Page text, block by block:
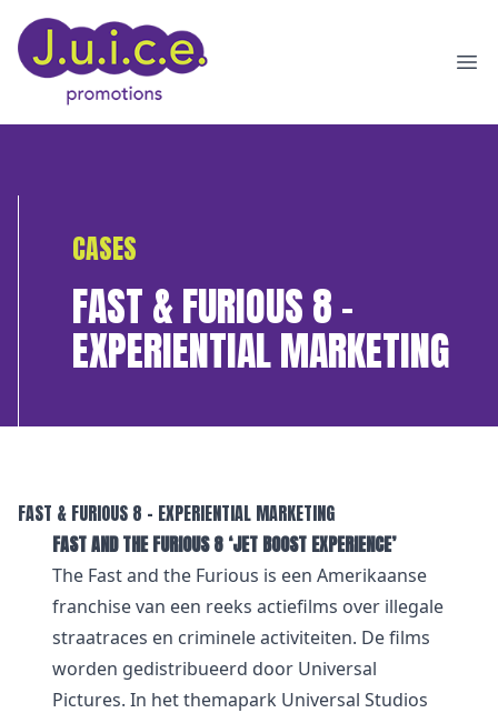
CASES
FAST & FURIOUS 8 –
EXPERIENTIAL MARKETING
FAST & FURIOUS 8 – EXPERIENTIAL MARKETING
FAST AND THE FURIOUS 8 ‘JET BOOST EXPERIENCE’
The Fast and the Furious is een Amerikaanse
franchise van een reeks actiefilms over illegale
straatraces en criminele activiteiten. De films
worden gedistribueerd door Universal
Pictures. In het themapark Universal Studios